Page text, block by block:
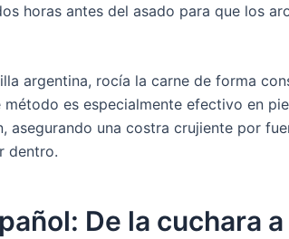
horas antes del asado para que los
argentina, rocía la carne de forma
es especialmente efectivo en
asegurando una costra crujiente por
dentro.
De la cuchara